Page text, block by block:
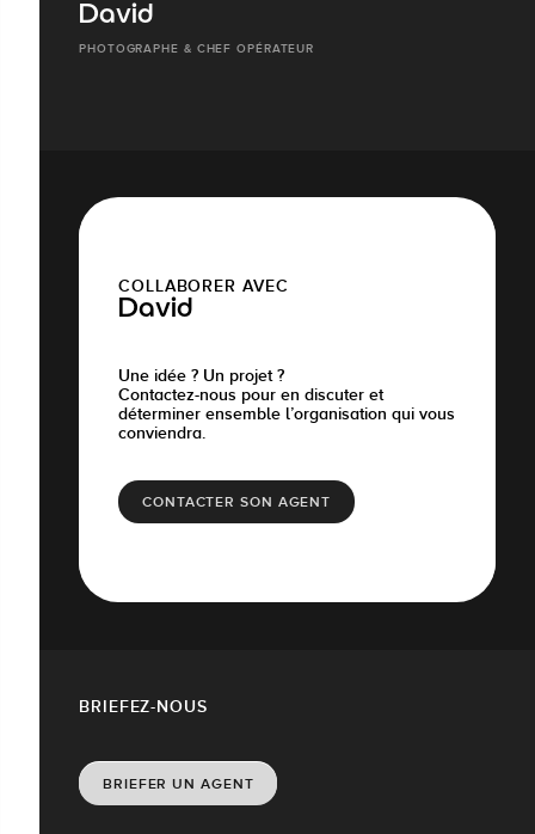
David
PHOTOGRAPHE & CHEF OPÉRATEUR
COLLABORER AVEC
David
Une idée ? Un projet ?
Contactez-nous pour en discuter et
déterminer ensemble l’organisation qui vous
conviendra.
CONTACTER SON AGENT
BRIEFEZ-NOUS
BRIEFER UN AGENT